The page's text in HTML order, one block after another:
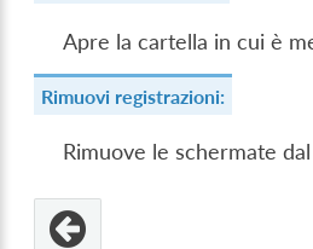
Apre la cartella in cui è
Rimuovi registrazioni:
Rimuove le schermate